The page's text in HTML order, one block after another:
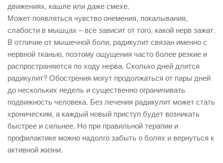
движениях, кашле или даже смехе.
Может появляться чувство онемения, покалывания,
слабости в мышцах – все зависит от того, какой нерв зажат.
В отличие от мышечной боли, радикулит связан именно с
нервной тканью, поэтому ощущения часто более резкие и
распространяются по ходу нерва. Сколько дней длится
радикулит? Обострения могут продолжаться от пары дней
до нескольких недель и существенно ограничивать
подвижность человека. Без лечения радикулит может стать
хроническим, а каждый новый приступ будет возникать
быстрее и сильнее. Но при правильной терапии и
профилактике можно надолго забыть о болях и вернуться к
активной жизни.